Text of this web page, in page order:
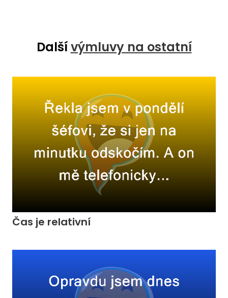
Dalšívýmluvy na ostatní
Čas je relativní